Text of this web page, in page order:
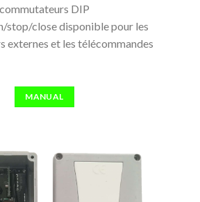
commutateurs DIP
stop/close disponible pour les
externes et les télécommandes
MANUAL